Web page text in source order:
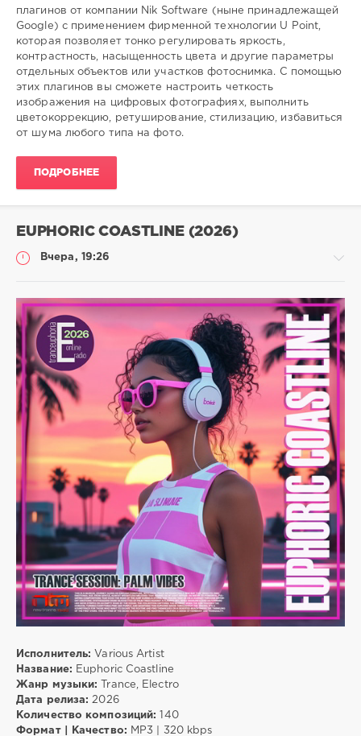
плагинов от компании Nik Software (ныне принадлежащей
Google) с применением фирменной технологии U Point,
которая позволяет тонко регулировать яркость,
контрастность, насыщенность цвета и другие параметры
отдельных объектов или участков фотоснимка. С помощью
этих плагинов вы сможете настроить четкость
изображения на цифровых фотографиях, выполнить
цветокоррекцию, ретуширование, стилизацию, избавиться
от шума любого типа на фото.
ПОДРОБНЕЕ
EUPHORIC COASTLINE (2026)
Вчера, 19:26
Музыка
trigall
5
Trance
Electro
Mixtape
Исполнитель: Various Artist
Название: Euphoric Coastline
Жанр музыки:
Trance, Electro
Дата релиза: 2026
Количество композиций:
140
Формат | Качество: MP3 | 320 kbps